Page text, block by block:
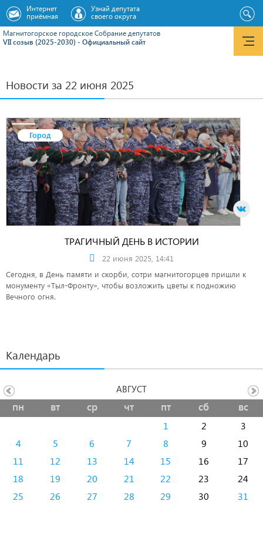
Магнитогорское городское Cобрание депутатов
VII созыв (2025-2030) - Официальный сайт
Интернет
приёмная
Узнай депутата
своего округа
Новости за 22 июня 2025
Город
ТРАГИЧНЫЙ ДЕНЬ В ИСТОРИИ
22 июня 2025, 14:41
Сегодня, в День памяти и скорби, сотри магнитогорцев пришли к
монументу «Тыл-Фронту», чтобы возложить цветы к подножию
Вечного огня.
Календарь
пн вт ср чт пт сб вс
1 2
3
4
5 6 7 8 9
10
11
12 13 14 15 16
17
18
19 20 21 22 23
24
25
26 27 28 29 30 31
АВГУСТ